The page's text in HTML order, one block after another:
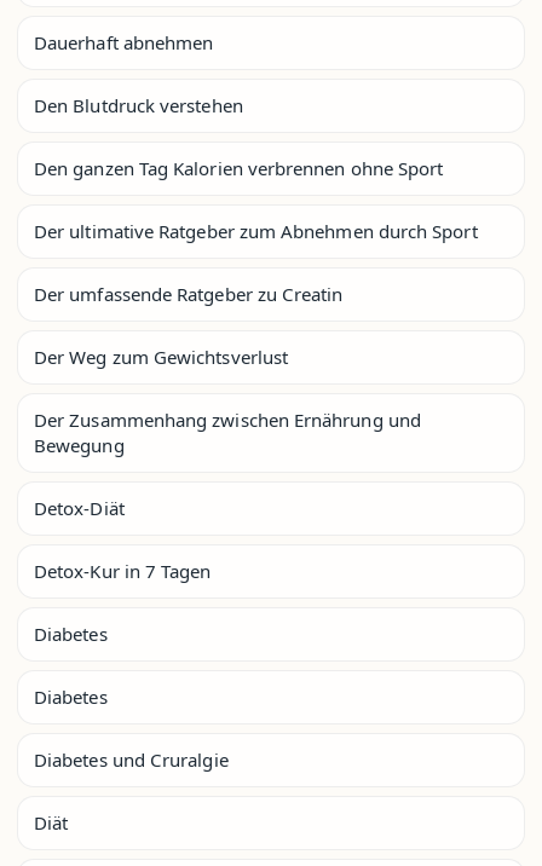
Dauerhaft abnehmen
Den Blutdruck verstehen
Den ganzen Tag Kalorien verbrennen ohne Sport
Der ultimative Ratgeber zum Abnehmen durch Sport
Der umfassende Ratgeber zu Creatin
Der Weg zum Gewichtsverlust
Der Zusammenhang zwischen Ernährung und
Bewegung
Detox-Diät
Detox-Kur in 7 Tagen
Diabetes
Diabetes
Diabetes und Cruralgie
Diät